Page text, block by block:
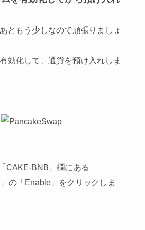
ともう少しなので頑張りましょ
効化して、通貨を預け入れしま
CAKE-BNB」欄にある
の「Enable」をクリックしま